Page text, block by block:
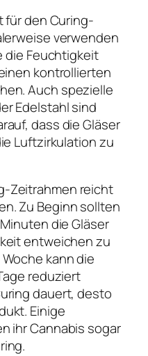
für den Curing-
verwenden
die Feuchtigkeit
kontrollierten
Auch spezielle
Edelstahl sind
dass die Gläser
Luftzirkulation zu
Zeitrahmen reicht
Zu Beginn sollten
die Gläser
entweichen zu
kann die
reduziert
dauert, desto
Einige
ihr Cannabis sogar